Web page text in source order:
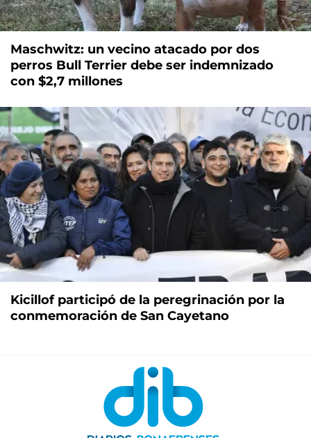
Maschwitz: un vecino atacado por dos
perros Bull Terrier debe ser indemnizado
con $2,7 millones
Kicillof participó de la peregrinación por la
conmemoración de San Cayetano